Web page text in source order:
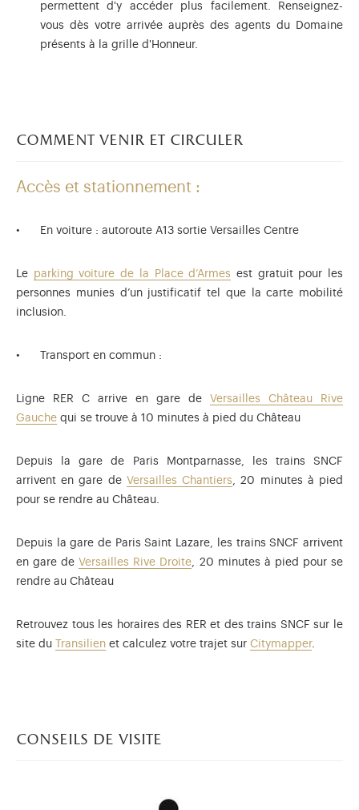
permettent d'y accéder plus facilement. Renseignez-
vous dès votre arrivée auprès des agents du Domaine
présents à la grille d'Honneur.
comment venir et circuler
Accès et stationnement :
En voiture : autoroute A13 sortie Versailles Centre
Le parking voiture de la Place d’Armes est gratuit pour les
personnes munies d’un justificatif tel que la carte mobilité
inclusion.
Transport en commun :
Ligne RER C arrive en gare de Versailles Château Rive
Gauche qui se trouve à 10 minutes à pied du Château
Depuis la gare de Paris Montparnasse, les trains SNCF
arrivent en gare de Versailles Chantiers, 20 minutes à pied
pour se rendre au Château.
Depuis la gare de Paris Saint Lazare, les trains SNCF arrivent
en gare de Versailles Rive Droite, 20 minutes à pied pour se
rendre au Château
Retrouvez tous les horaires des RER et des trains SNCF sur le
site du
Transilien et calculez votre trajet sur Citymapper.
conseils de visite